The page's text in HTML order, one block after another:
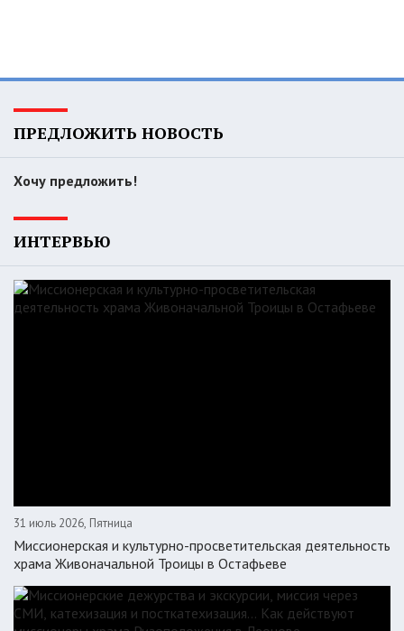
ПРЕДЛОЖИТЬ НОВОСТЬ
Хочу предложить!
ИНТЕРВЬЮ
31 июль 2026, Пятница
Миссионерская и культурно-просветительская деятельность
храма Живоначальной Троицы в Остафьеве